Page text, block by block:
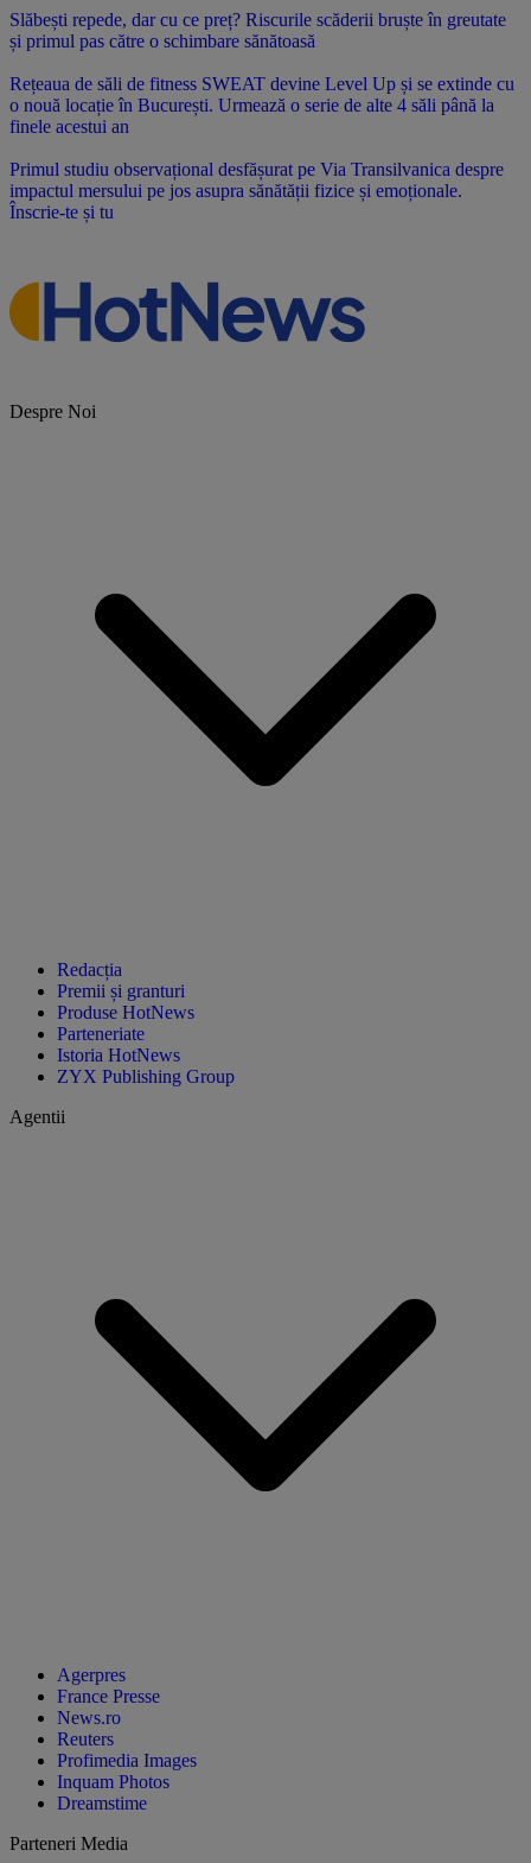
Slăbești repede, dar cu ce preț? Riscurile scăderii bruște în greutate
și primul pas către o schimbare sănătoasă
Rețeaua de săli de fitness SWEAT devine Level Up și se extinde cu
o nouă locație în București. Urmează o serie de alte 4 săli până la
finele acestui an
Primul studiu observațional desfășurat pe Via Transilvanica despre
impactul mersului pe jos asupra sănătății fizice și emoționale.
Înscrie-te și tu
Despre Noi
Redacția
Premii și granturi
Produse HotNews
Parteneriate
Istoria HotNews
ZYX Publishing Group
Agentii
Agerpres
France Presse
News.ro
Reuters
Profimedia Images
Inquam Photos
Dreamstime
Parteneri Media